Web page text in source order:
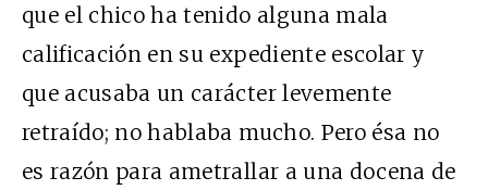
que el chico ha tenido alguna mala
calificación en su expediente escolar y
que acusaba un carácter levemente
retraído; no hablaba mucho. Pero ésa no
es razón para ametrallar a una docena de